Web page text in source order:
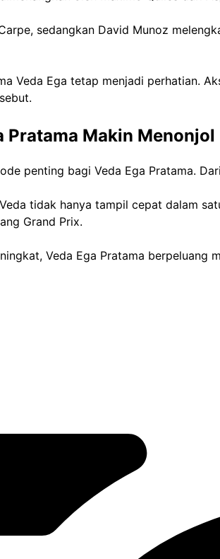
sedangkan David Munoz
Veda Ega tetap menjadi perhatian.
Pratama Makin Menonjol
penting bagi Veda Ega Pratama.
tidak hanya tampil cepat dalam
Grand Prix.
Veda Ega Pratama